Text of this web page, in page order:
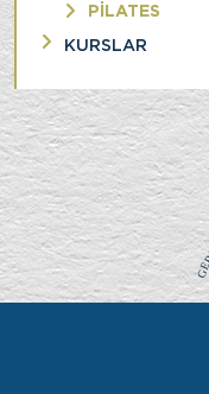
PİLATES
KURSLAR